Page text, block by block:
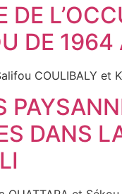
DE
DE 1964
COULIBALY et
DANS